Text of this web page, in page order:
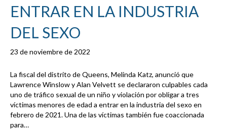
ENTRAR EN LA INDUSTRIA
DEL SEXO
23 de noviembre de 2022
La fiscal del distrito de Queens, Melinda Katz, anunció que
Lawrence Winslow y Alan Velvett se declararon culpables cada
uno de tráfico sexual de un niño y violación por obligar a tres
víctimas menores de edad a entrar en la industria del sexo en
febrero de 2021. Una de las víctimas también fue coaccionada
para…